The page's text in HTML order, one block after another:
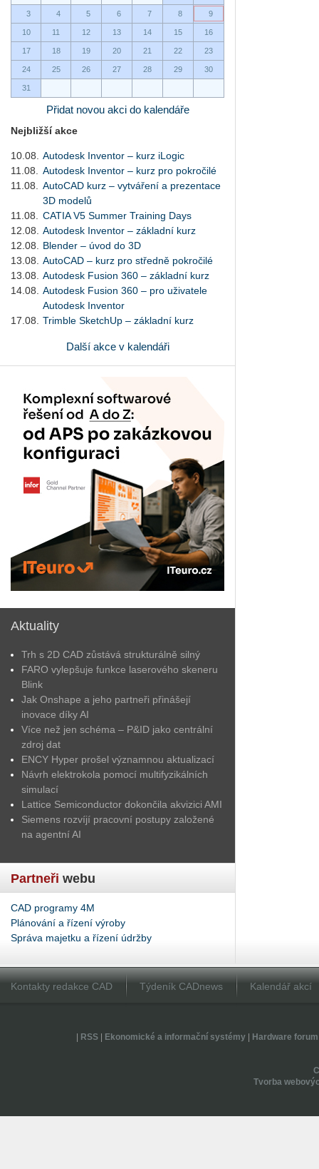
3 4 5 6 7 8 9
10 11 12 13 14 15 16
17 18 19 20 21 22 23
24 25 26 27 28 29 30
31
Přidat novou akci do kalendáře
Nejbližší akce
10.08.
Autodesk Inventor – kurz iLogic
11.08.
Autodesk Inventor – kurz pro pokročilé
11.08.
AutoCAD kurz – vytváření a prezentace
3D modelů
11.08.
CATIA V5 Summer Training Days
12.08.
Autodesk Inventor – základní kurz
12.08.
Blender – úvod do 3D
13.08.
AutoCAD – kurz pro středně pokročilé
13.08.
Autodesk Fusion 360 – základní kurz
14.08.
Autodesk Fusion 360 – pro uživatele
Autodesk Inventor
17.08.
Trimble SketchUp – základní kurz
Další akce v kalendáři
Aktuality
Trh s 2D CAD zůstává strukturálně silný
FARO vylepšuje funkce laserového skeneru
Blink
Jak Onshape a jeho partneři přinášejí
inovace díky AI
Více než jen schéma – P&ID jako centrální
zdroj dat
ENCY Hyper prošel významnou aktualizací
Návrh elektrokola pomocí multifyzikálních
simulací
Lattice Semiconductor dokončila akvizici AMI
Siemens rozvíjí pracovní postupy založené
na agentní AI
Partneři webu
CAD programy 4M
Plánování a řízení výroby
Správa majetku a řízení údržby
Kontakty redakce CAD Týdeník CADnews Kalendář akcí
RSS| Ekonomické a informační systémy| Hardware forum
Tvorba